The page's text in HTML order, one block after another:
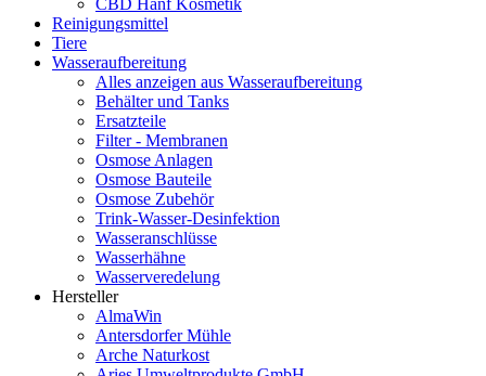
Reinigungsmittel
Tiere
Wasseraufbereitung
Alles anzeigen aus Wasseraufbereitung
Behälter und Tanks
Ersatzteile
Filter - Membranen
Osmose Anlagen
Osmose Bauteile
Osmose Zubehör
Trink-Wasser-Desinfektion
Wasseranschlüsse
Wasserhähne
Wasserveredelung
Hersteller
AlmaWin
Antersdorfer Mühle
Arche Naturkost